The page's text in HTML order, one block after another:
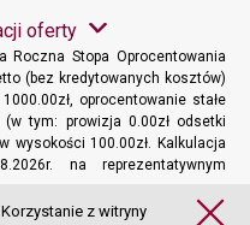
oferty
Roczna Stopa Oprocentowania
(bez kredytowanych kosztów)
oprocentowanie stałe
(w tym: prowizja 0.00zł odsetki
wysokości 100.00zł. Kalkulacja
na reprezentatywnym
Więcej informacji
z witryny